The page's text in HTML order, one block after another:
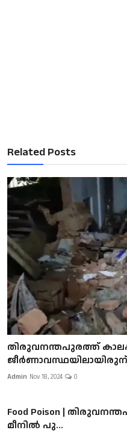
Related Posts
തിരുവനന്തപുരത്ത്
Admin Nov 18, 2024 0
Food Poison |
മീനില്‍ പു...